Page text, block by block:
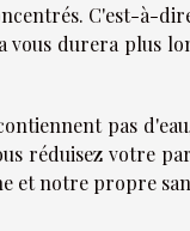
C'est-à-
vous durera plus
pas
réduisez votre
et notre propre